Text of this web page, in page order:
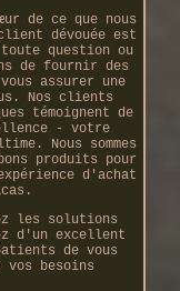
de ce que nous
dévouée est
question ou
de fournir des
assurer une
Nos clients
témoignent de
- votre
Nous sommes
produits pour
d'achat
les solutions
d'un excellent
de vous
besoins